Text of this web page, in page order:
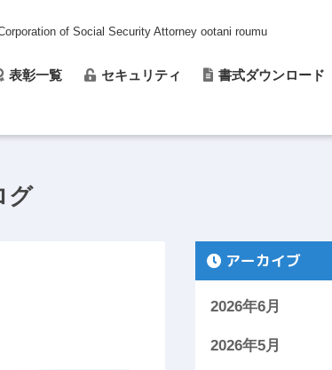
表彰一覧 セキュリティ 書式ダウンロード
of Social Security Attorney ootani roumu
グ
アーカイブ
2026年6月
2026年5月